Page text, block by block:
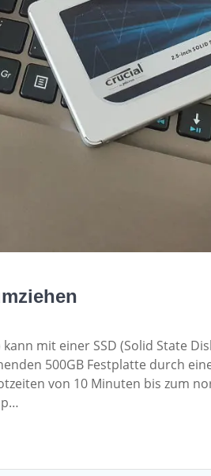
mit einer SSD (Solid State
500GB Festplatte durch
von 10 Minuten bis zum